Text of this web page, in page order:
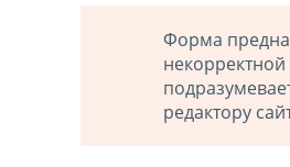
Форма
редактору